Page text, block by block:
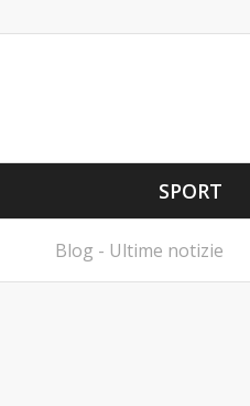
SPORT
Blog - Ultime notizie